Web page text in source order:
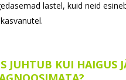
lastel, kuid neid
JUHTUB KUI HAIGUS